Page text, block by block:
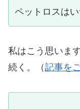
ペットロスは
私はこう思いま
続く。（記事を